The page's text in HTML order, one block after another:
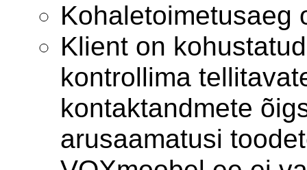
Kohaletoimetusaeg
Klient on
kontrollima
kontaktandmete
arusaamatusi